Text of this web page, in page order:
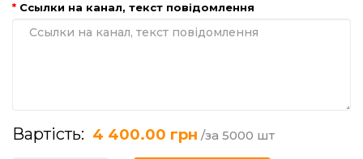
Ссылки на канал, текст повідомлення
Вартість: 4 400.00 грн /за 5000 шт